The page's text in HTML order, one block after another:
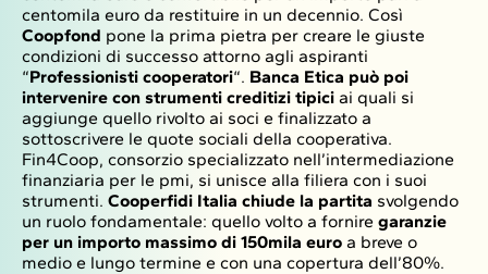
centomila euro da restituire in un decennio. Così
Coopfond pone la prima pietra per creare le giuste
condizioni di successo attorno agli aspiranti
“Professionisti cooperatori“. Banca Etica può poi
intervenire con strumenti creditizi tipici ai quali si
aggiunge quello rivolto ai soci e finalizzato a
sottoscrivere le quote sociali della cooperativa.
Fin4Coop, consorzio specializzato nell’intermediazione
finanziaria per le pmi, si unisce alla filiera con i suoi
strumenti. Cooperfidi Italia chiude la partita svolgendo
un ruolo fondamentale: quello volto a fornire garanzie
per un importo massimo di 150mila euro a breve o
medio e lungo termine e con una copertura dell’80%.